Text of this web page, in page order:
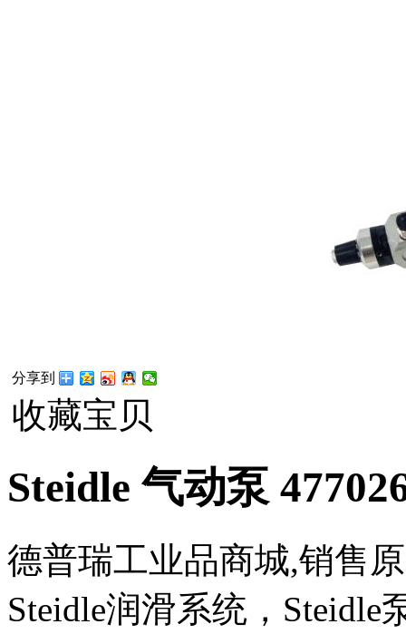
分享到
收藏宝贝
Steidle 气动泵
德普瑞工业品商城,销售
Steidle润滑系统，